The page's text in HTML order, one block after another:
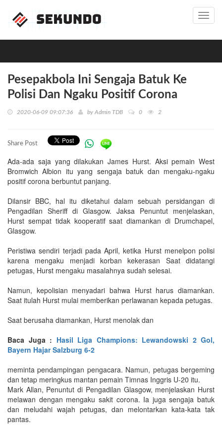
Pesepakbola Ini Sengaja Batuk Ke
Polisi Dan Ngaku Positif Corona
2020-06-09 09:07:36 by Admin TDB 0 2
Share Post
Ada-ada saja yang dilakukan James Hurst. Aksi pemain West
Bromwich Albion itu yang sengaja batuk dan mengaku-ngaku
positif corona berbuntut panjang.
Dilansir BBC, hal itu diketahui dalam sebuah persidangan di
Pengadilan Sheriff di Glasgow. Jaksa Penuntut menjelaskan,
Hurst sempat tidak kooperatif saat diamankan di Drumchapel,
Glasgow.
Peristiwa sendiri terjadi pada April, ketika Hurst menelpon polisi
karena mengaku menjadi korban kekerasan Saat didatangi
petugas, Hurst mengaku masalahnya sudah selesai.
Namun, kepolisian menyadari bahwa Hurst harus diamankan.
Saat itulah Hurst mulai memberikan perlawanan kepada petugas.
Saat berusaha diamankan, Hurst menolak dan
Baca Juga : Hasil Liga Champions: Lewandowski 2 Gol,
Bayern Hajar Salzburg 6-2
meminta pendampingan pengacara. Namun, petugas bergeming
dan tetap meringkus mantan pemain Timnas Inggris U-20 itu.
Mark Allan, Penuntut di Pengadilan Glasgow, menjelaskan Hurst
melawan dengan mengaku sakit corona. Ia juga sengaja batuk
dan meludahi wajah petugas, dan melontarkan kata-kata tak
pantas.